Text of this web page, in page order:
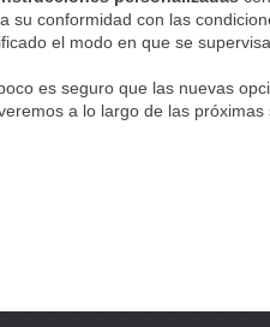
su conformidad con las
el modo en que se
es seguro que las nuevas
a lo largo de las próximas